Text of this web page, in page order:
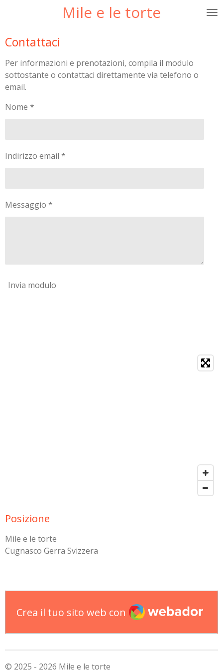
principale
Mile e le torte
Contattaci
Per informazioni e prenotazioni, compila il modulo
sottostante o contattaci direttamente via telefono o
email.
Nome *
Indirizzo email *
Messaggio *
Invia modulo
Posizione
Mile e le torte
Cugnasco Gerra Svizzera
Crea il tuo sito web con
Webador
© 2025 - 2026 Mile e le torte